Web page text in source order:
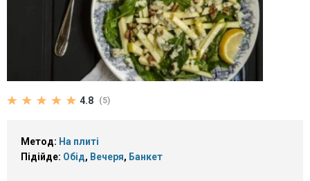
4.8 (5)
Метод: На плиті
Підійде: Обід, Вечеря, Банкет